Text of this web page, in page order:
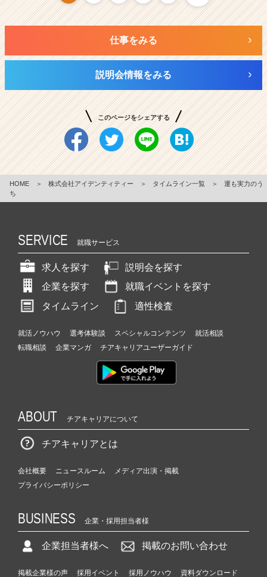
仕事をみる
説明会情報をみる
このページをシェアする
HOME ＞ 株式会社アイデンティティー ＞ タイムライン一覧 ＞
運も実力のう
ち
SERVICE 就職サービス
求人を探す
説明会を探す
企業を探す
就職イベントを探す
タイムライン
適性検査
就活ノウハウ 選考体験談 スペシャルコンテンツ
就活相談
転職相談
企業マンガ チアキャリアユーザーガイド
ABOUT チアキャリアについて
チアキャリアとは
会社概要 ニュースルーム
メディア出演・掲載
プライバシーポリシー
BUSINESS 企業・採用担当者様
企業担当者様へ 掲載のお問い合わせ
掲載企業様の声 採用イベント 採用ノウハウ 資料ダウンロード